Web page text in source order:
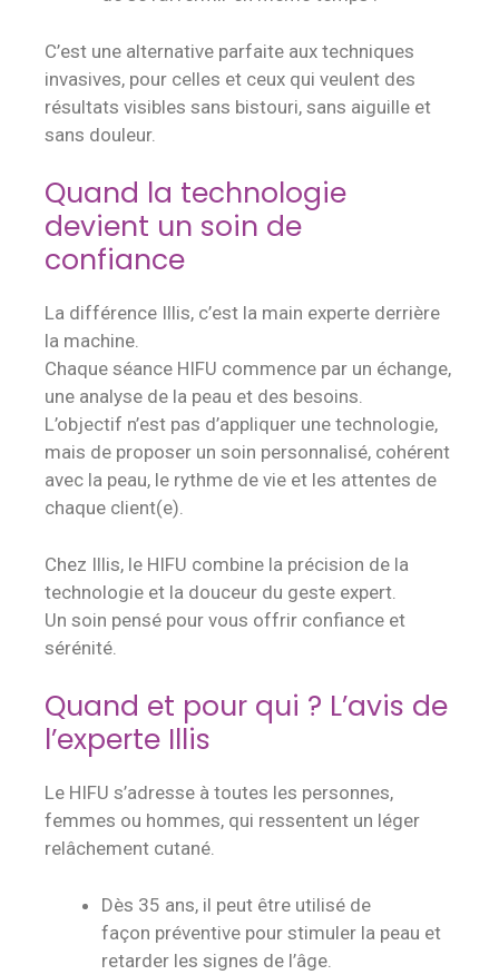
C’est une alternative parfaite aux techniques
invasives, pour celles et ceux qui veulent des
résultats visibles sans bistouri, sans aiguille et
sans douleur.
Quand la technologie
devient un soin de
confiance
La différence Illis, c’est la main experte derrière
la machine.
Chaque séance HIFU commence par un échange,
une analyse de la peau et des besoins.
L’objectif n’est pas d’appliquer une technologie,
mais de proposer un soin personnalisé, cohérent
avec la peau, le rythme de vie et les attentes de
chaque client(e).
Chez Illis, le HIFU combine la précision de la
technologie et la douceur du geste expert.
Un soin pensé pour vous offrir confiance et
sérénité.
Quand et pour qui ? L’avis de
l’experte Illis
Le HIFU s’adresse à toutes les personnes,
femmes ou hommes, qui ressentent un léger
relâchement cutané.
Dès 35 ans, il peut être utilisé de
façon préventive pour stimuler la peau et
retarder les signes de l’âge.